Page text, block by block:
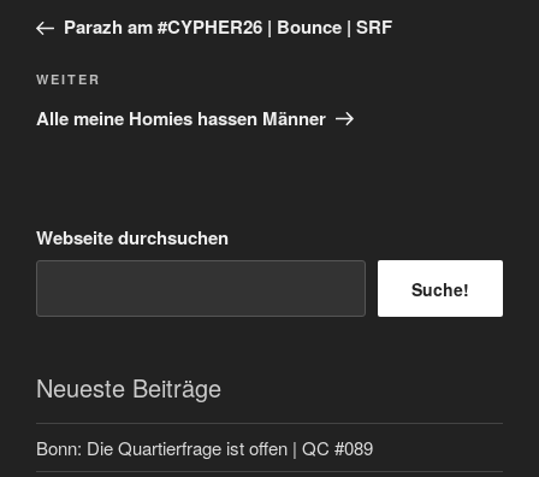
BeitragParazh am #CYPHER26 | Bounce | SRF
Nächster
Beitrag
WEITER
Alle meine Homies hassen Männer
Webseite durchsuchen
Suche!
Neueste Beiträge
Bonn: Die Quartierfrage ist offen | QC #089